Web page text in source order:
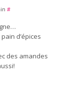
#
d’épices
des amandes